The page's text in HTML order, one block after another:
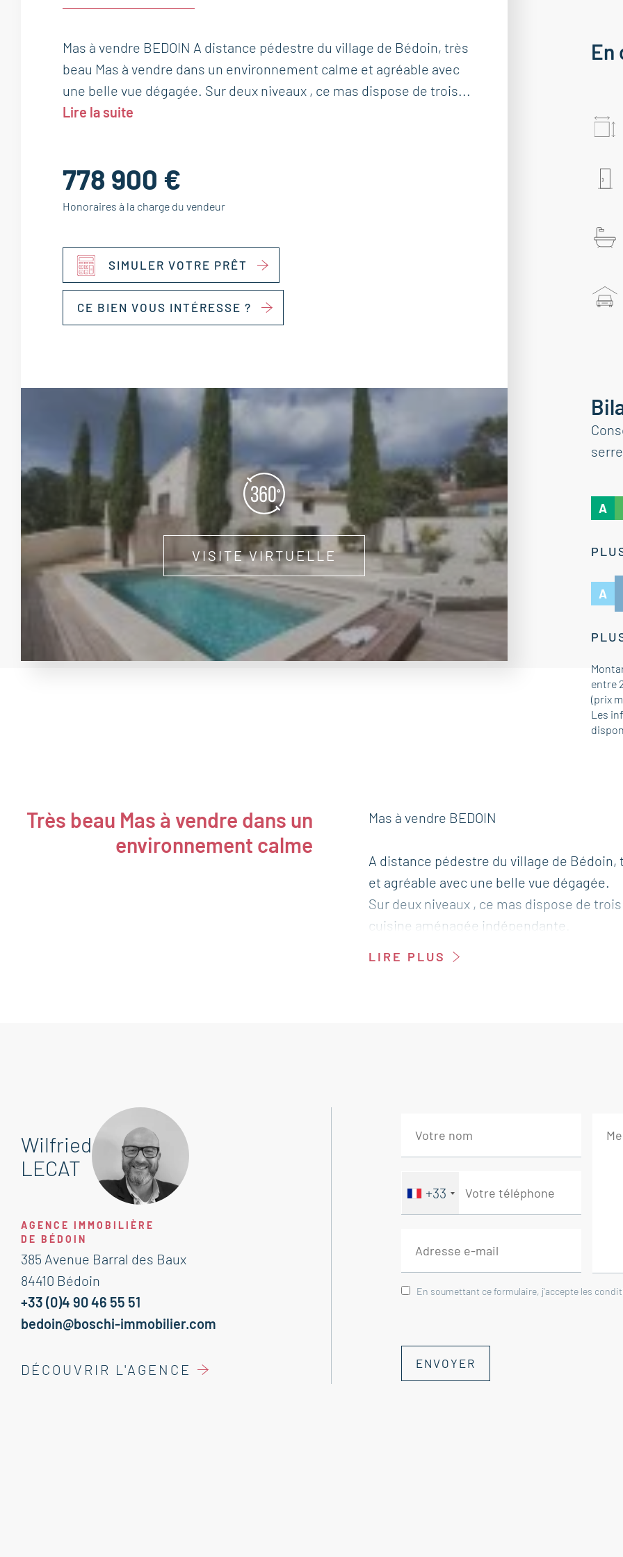
Mas à vendre BEDOIN A distance pédestre du village de Bédoin, très
beau Mas à vendre dans un environnement calme et agréable avec
une belle vue dégagée. Sur deux niveaux , ce mas dispose de trois...
Lire la suite
778 900 €
Honoraires à la charge du vendeur
SIMULER VOTRE PRÊT
CE BIEN VOUS INTÉRESSE ?
VISITE VIRTUELLE
En
serre
A
A
entre
(prix
Les
Très beau Mas à vendre dans un
environnement calme
Mas à vendre BEDOIN
A distance pédestre du village de
et agréable avec une belle vue dégagée.
Sur deux niveaux , ce mas dispose de
cuisine aménagée indépendante.
Le Mas se compose :
--REZ DE CHAUSSÉE :
Cuisine indépendante aménagée 13 m²
WC 1.70 m²
Dégagement 5 m²
Chambre 16 m²
Chambre avec accès solarium 23.70 m²
LIRE PLUS
Wilfried
LECAT
AGENCE IMMOBILIÈRE
DE BÉDOIN
385 Avenue Barral des Baux
84410 Bédoin
+33 (0)4 90 46 55 51
bedoin@boschi-immobilier.com
DÉCOUVRIR L'AGENCE
+33
En soumettant ce formulaire, j'accepte les
ENVOYER